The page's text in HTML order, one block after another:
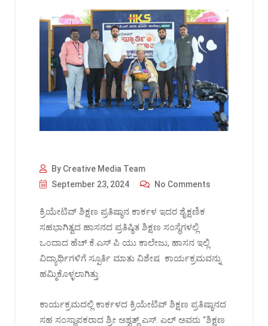
By Creative Media Team
September 23, 2024
No Comments
ಕ್ರಿಯೇಟಿವ್ ಶಿಕ್ಷಣ ಪ್ರತಿಷ್ಠಾನ ಕಾರ್ಕಳ ಇದರ ಶೈಕ್ಷಣಿಕ
ಸಹಭಾಗಿತ್ವದ ಹಾಸನದ ಪ್ರತಿಷ್ಠಿತ ಶಿಕ್ಷಣ ಸಂಸ್ಥೆಗಳಲ್ಲಿ
ಒಂದಾದ ಹೆಚ್.ಕೆ.ಎಸ್ ಪಿ ಯು ಕಾಲೇಜು, ಹಾಸನ ಇಲ್ಲಿ
ವಿದ್ಯಾರ್ಥಿಗಳಿಗೆ ಸ್ಪೂರ್ತಿ ಮಾತು ವಿಶೇಷ ಕಾರ್ಯಕ್ರಮವನ್ನು
ಹಮ್ಮಿಕೊಳ್ಳಲಾಗಿತ್ತು.
ಕಾರ್ಯಕ್ರಮದಲ್ಲಿ ಕಾರ್ಕಳದ ಕ್ರಿಯೇಟಿವ್ ಶಿಕ್ಷಣ ಪ್ರತಿಷ್ಠಾನದ
ಸಹ ಸಂಸ್ಥಾಪಕರಾದ ಶ್ರೀ ಅಶ್ವತ್ಥ್ ಎಸ್. ಎಲ್ ಅವರು “ಶಿಕ್ಷಣ